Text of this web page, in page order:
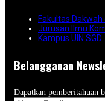
Fakultas Dakwah
Jurusan Ilmu
Kampus UIN SGD
Belangganan
Dapatkan pemberitahuan